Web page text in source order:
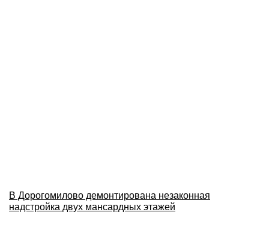
В Дорогомилово демонтирована незаконная
надстройка двух мансардных этажей